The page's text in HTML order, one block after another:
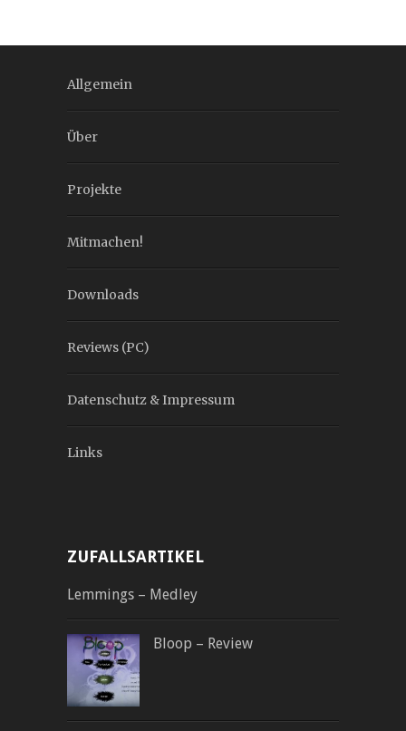
Allgemein
Über
Projekte
Mitmachen!
Downloads
Reviews (PC)
Datenschutz & Impressum
Links
ZUFALLSARTIKEL
Lemmings – Medley
Bloop – Review